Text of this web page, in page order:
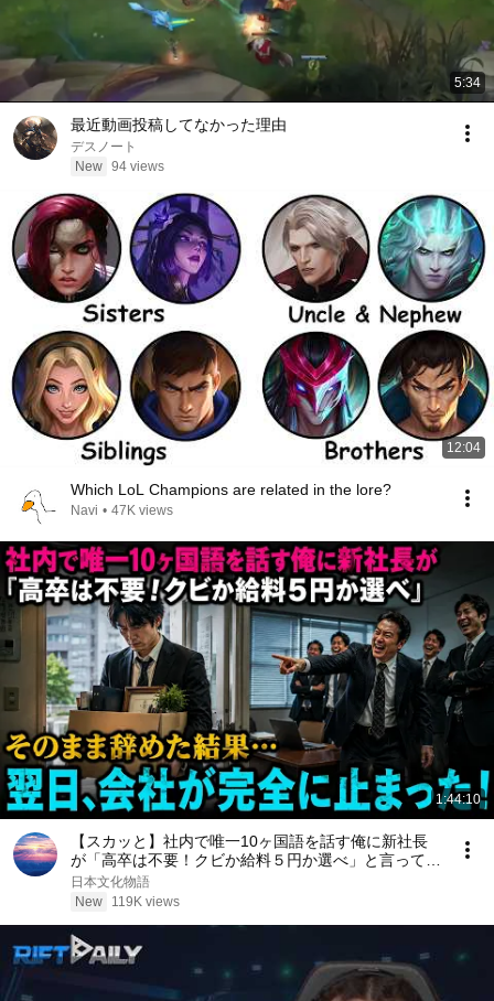
5:34
最近動画投稿してなかった理由
デスノート
New 94 views
12:04
Which LoL Champions are related in the lore?
Navi • 47K views
1:44:10
【スカッと】社内で唯一10ヶ国語を話す俺に新社長
が「高卒は不要！クビか給料５円か選べ」と言ってき
た。そのまま辞めた結果
日本文化物語
New
119K views